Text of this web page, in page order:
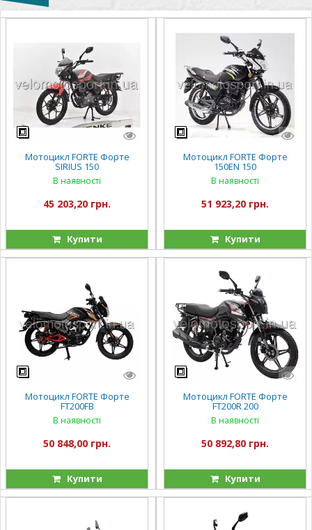
Мотоцикл FORTE Форте
SIRIUS 150
В наявності
45 203,20 грн.
Купити
Мотоцикл FORTE Форте
150EN 150
В наявності
51 923,20 грн.
Купити
Мотоцикл FORTE Форте
FT200FB
В наявності
50 848,00 грн.
Купити
Мотоцикл FORTE Форте
FT200R 200
В наявності
50 892,80 грн.
Купити